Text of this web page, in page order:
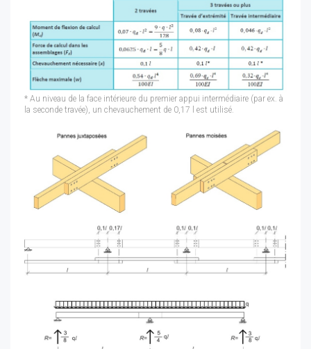
* Au niveau de la face intérieure du premier appui intermédiaire (par ex. à
la seconde travée), un chevauchement de 0,17 l est utilisé.